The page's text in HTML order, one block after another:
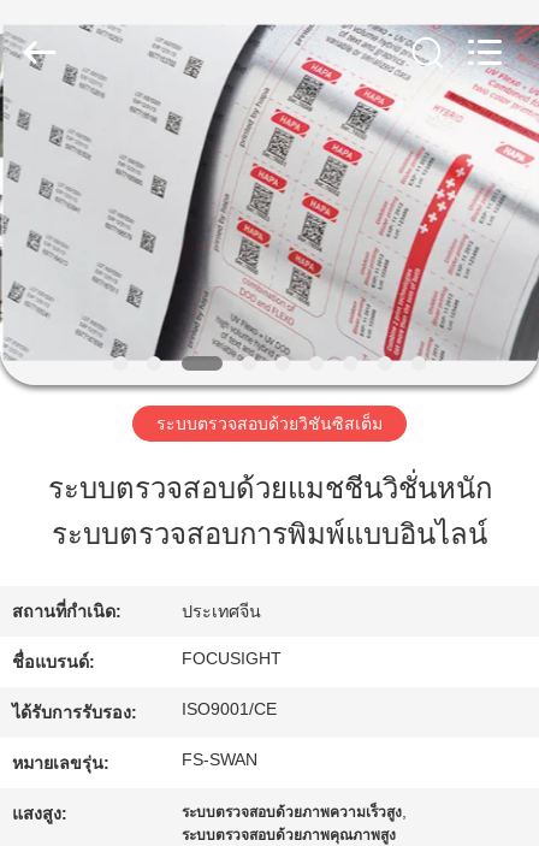
บ้าน
สินค้า
เกี่ยว
กับ
ทัวร์
ควบคุม
คุณภาพ
ติดต่อ
2026
Focusight
Technology
Co.,Ltd.
All
Rights
Reserved.
ระบบตรวจสอบด้วยวิชันซิสเต็ม
ระบบตรวจสอบด้วยแมชชีนวิชั่นหนัก
ระบบตรวจสอบการพิมพ์แบบอินไลน์
สถานที่กำเนิด: ประเทศจีน
ชื่อแบรนด์: FOCUSIGHT
ได้รับการรับรอง: ISO9001/CE
หมายเลขรุ่น: FS-SWAN
แสงสูง: ระบบตรวจสอบด้วยภาพความเร็วสูง,
ระบบตรวจสอบด้วยภาพคุณภาพสูง